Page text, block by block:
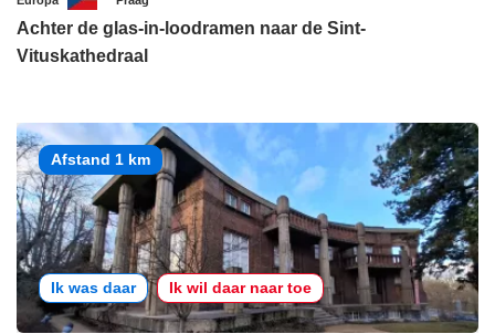
Achter de glas-in-loodramen naar de Sint-
Vituskathedraal
Afstand 1 km
Ik was daar Ik wil daar naar toe